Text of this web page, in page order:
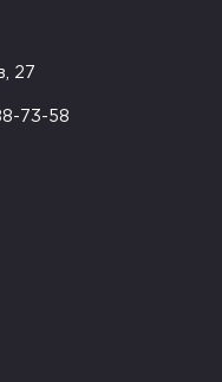
27
73-58